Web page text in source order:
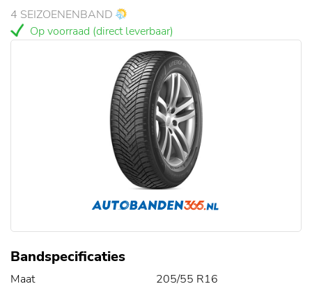
4 SEIZOENENBAND
Op voorraad (direct leverbaar)
Bandspecificaties
Maat
205/55 R16